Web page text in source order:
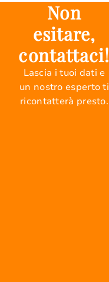
Non
esitare,
contattaci!
Lascia i tuoi dati e
un nostro esperto ti
ricontatterà presto.